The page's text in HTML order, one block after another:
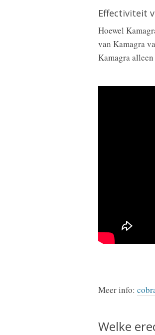
Effectiviteit
Hoewel
van Kamagra
Kamagra
Meer info:
Welke